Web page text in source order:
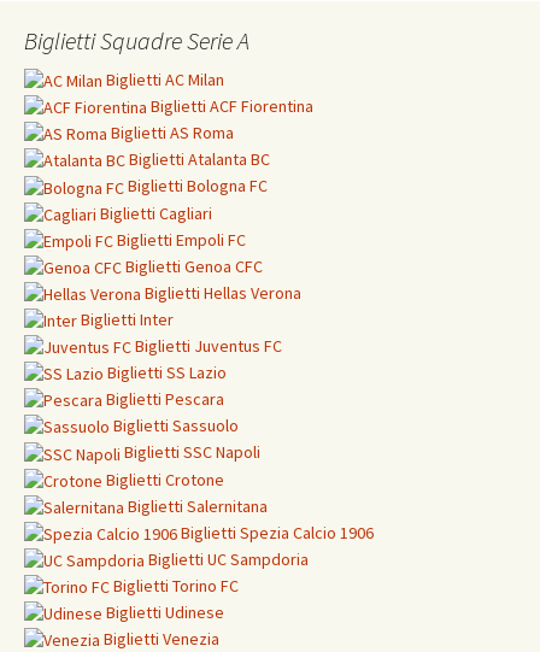
Biglietti Squadre Serie A
Biglietti AC Milan
Biglietti ACF Fiorentina
Biglietti AS Roma
Biglietti Atalanta BC
Biglietti Bologna FC
Biglietti Cagliari
Biglietti Empoli FC
Biglietti Genoa CFC
Biglietti Hellas Verona
Biglietti Inter
Biglietti Juventus FC
Biglietti SS Lazio
Biglietti Pescara
Biglietti Sassuolo
Biglietti SSC Napoli
Biglietti Crotone
Biglietti Salernitana
Biglietti Spezia Calcio 1906
Biglietti UC Sampdoria
Biglietti Torino FC
Biglietti Udinese
Biglietti Venezia